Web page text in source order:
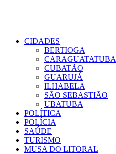
CIDADES
BERTIOGA
CARAGUATATUBA
CUBATÃO
GUARUJÁ
ILHABELA
SÃO SEBASTIÃO
UBATUBA
POLÍTICA
POLÍCIA
SAÚDE
TURISMO
MUSA DO LITORAL